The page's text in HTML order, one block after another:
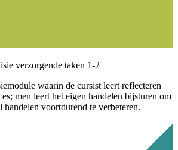
verzorgende taken 1-2
waarin de cursist leert reflecteren
men leert het eigen handelen bijsturen om
handelen voortdurend te verbeteren.